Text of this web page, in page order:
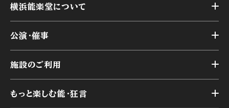
横浜能楽堂について
横浜能楽堂が取り組んだ事業
能舞台の歴史と特徴
様々なお客様に向けて
公演・催事
アーカイブ
施設のご利用
もっと楽しむ能・狂言